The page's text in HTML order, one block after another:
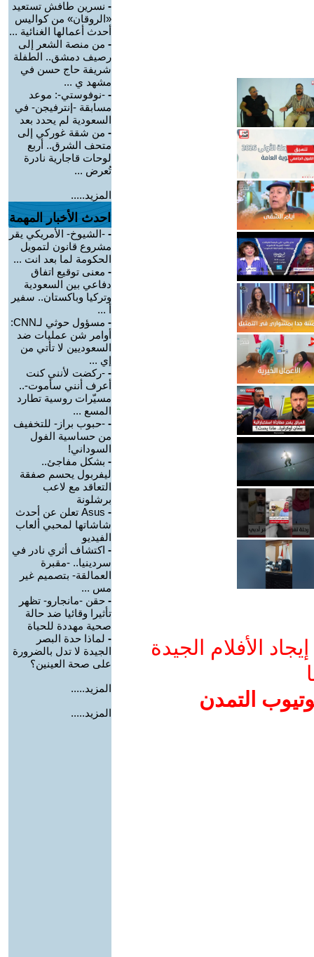
الأفلام الجيدة
التمدن
- نسرين طافش تستعيد
«الروقان» من كواليس
أحدث أعمالها الغنائية ...
- من منصة الشعر إلى
رصيف دمشق.. الطفلة
شريفة حاج حسن في
مشهد ي ...
- -نوفوستي-: موعد
مسابقة -إنترفيجن- في
السعودية لم يحدد بعد
- من شقة غوركي إلى
متحف الشرق.. أربع
لوحات قاجارية نادرة
تُعرض ...
المزيد.....
احدث الأخبار المهمة
- -الشيوخ- الأمريكي يقر
مشروع قانون لتمويل
الحكومة لما بعد انت ...
- معنى توقيع اتفاق
دفاعي بين السعودية
وتركيا وباكستان.. سفير
أ ...
-
مسؤول حوثي لـCNN:
أوامر شن عمليات ضد
السعوديين لا تأتي من
إي ...
- -ركضت لأنني كنت
أعرف أنني سأموت-..
مسيّرات روسية تطارد
المسع ...
- -حبوب براز- للتخفيف
من حساسية الفول
السوداني!
- بشكل مفاجئ..
ليفربول يحسم صفقة
التعاقد مع لاعب
برشلونة
-
Asus تعلن عن أحدث
شاشاتها لمحبي ألعاب
الفيديو
- اكتشاف أثري نادر في
سردينيا.. -مقبرة
العمالقة- بتصميم غير
مس ...
- حقن -مانجارو- تظهر
تأثيرا وقائيا ضد حالة
صحية مهددة للحياة
- لماذا حدة البصر
الجيدة لا تدل بالضرورة
على صحة العينين؟
المزيد.....
المزيد.....